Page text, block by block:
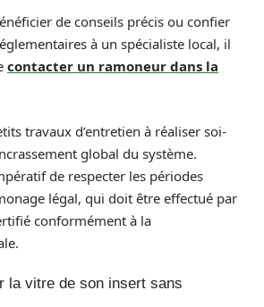
de conseils précis ou confier
à un spécialiste local, il
contacter un ramoneur dans la
travaux d’entretien à réaliser soi-
global du système.
de respecter les périodes
légal, qui doit être effectué par
conformément à la
la vitre de son insert sans